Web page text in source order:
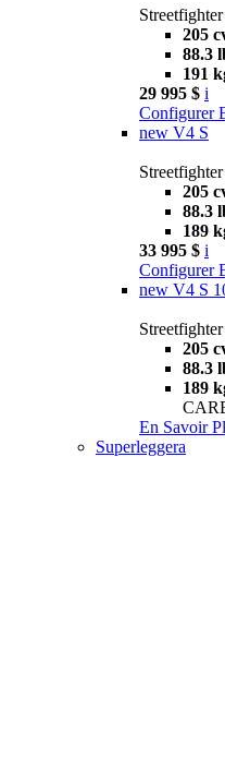
205
88.3
191
29 995 $ i
Configurer
new V4 S
205
88.3
189
33 995 $ i
Configurer
new V4 S
205
88.3
189
En Savoir
Superleggera